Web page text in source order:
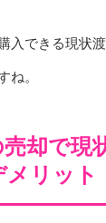
入できる現状
ね。
却で現
リット